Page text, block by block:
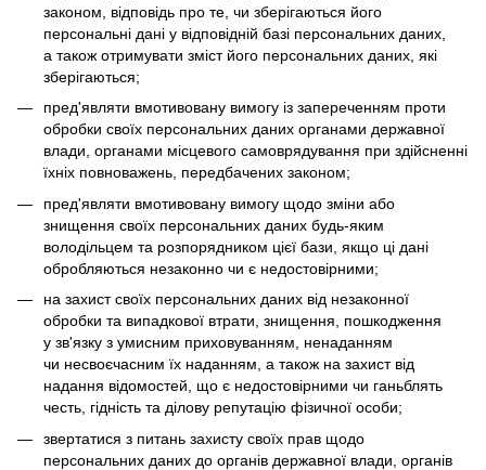
законом, відповідь про те, чи зберігаються його
персональні дані у відповідній базі персональних даних,
а також отримувати зміст його персональних даних, які
зберігаються;
пред'являти вмотивовану вимогу із запереченням проти
обробки своїх персональних даних органами державної
влади, органами місцевого самоврядування при здійсненні
їхніх повноважень, передбачених законом;
пред'являти вмотивовану вимогу щодо зміни або
знищення своїх персональних даних будь-яким
володільцем та розпорядником цієї бази, якщо ці дані
обробляються незаконно чи є недостовірними;
на захист своїх персональних даних від незаконної
обробки та випадкової втрати, знищення, пошкодження
у зв'язку з умисним приховуванням, ненаданням
чи несвоєчасним їх наданням, а також на захист від
надання відомостей, що є недостовірними чи ганьблять
честь, гідність та ділову репутацію фізичної особи;
звертатися з питань захисту своїх прав щодо
персональних даних до органів державної влади, органів